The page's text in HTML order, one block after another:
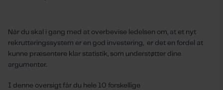
Når du skal i gang med at overbevise ledelsen om, at et nyt
rekrutteringssystem er en god investering, er det en fordel at
kunne præsentere klar statistik, som understøtter dine
argumenter.
I denne oversigt får du hele 10 forskellige